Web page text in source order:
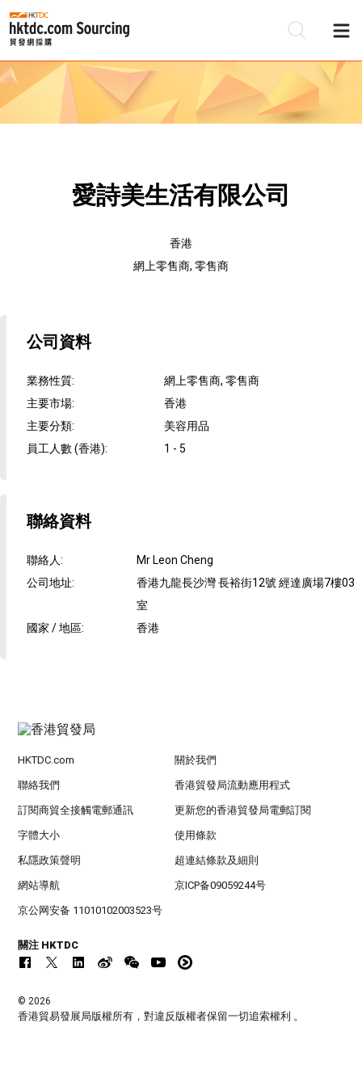
愛詩美生活有限公司
香港
網上零售商, 零售商
公司資料
業務性質:
網上零售商, 零售商
主要市場:
香港
主要分類:
美容用品
員工人數 (香港): 1 - 5
聯絡資料
聯絡人:
Mr Leon Cheng
公司地址:
香港九龍長沙灣 長裕街12號 經達廣場7樓03
室
國家 / 地區: 香港
HKTDC.com 關於我們
聯絡我們 香港貿發局流動應用程式
訂閱商貿全接觸電郵通訊 更新您的香港貿發局電郵訂閱
字體大小 使用條款
私隱政策聲明 超連結條款及細則
網站導航 京ICP备09059244号
京公网安备 11010102003523号
關注 HKTDC
© 2026
香港貿易發展局版權所有，對違反版權者保留一切追索權利 。